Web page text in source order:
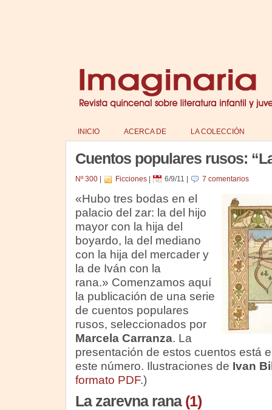
INICIO ACERCA DE LA COLECCIÓN
Cuentos populares rusos:
Nº 300| Ficciones| 6/9/11 7 comentarios
«Hubo tres bodas en el
palacio del zar: la del hijo
mayor con la hija del
boyardo, la del mediano
con la hija del mercader y
la de Iván con la
rana.» Comenzamos aquí
la publicación de una serie
de cuentos populares
rusos, seleccionados por
Marcela Carranza. La
presentación de estos cuentos está
este número. Ilustraciones de Ivan
formato PDF.)
La zarevna rana (1)